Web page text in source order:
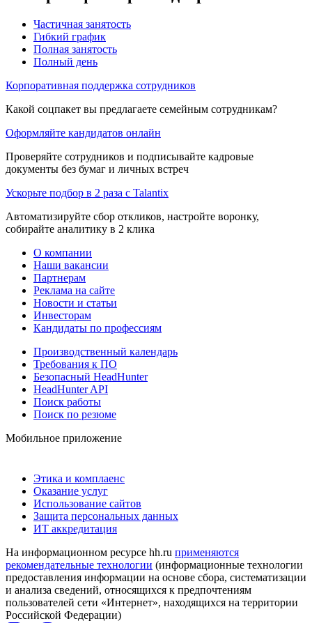
Частичная занятость
Гибкий график
Полная занятость
Полный день
Корпоративная поддержка сотрудников
Какой соцпакет вы предлагаете семейным сотрудникам?
Оформляйте кандидатов онлайн
Проверяйте сотрудников и подписывайте кадровые
документы без бумаг и личных встреч
Ускорьте подбор в 2 раза с Talantix
Автоматизируйте сбор откликов, настройте воронку,
собирайте аналитику в 2 клика
О компании
Наши вакансии
Партнерам
Реклама на сайте
Новости и статьи
Инвесторам
Кандидаты по профессиям
Производственный календарь
Требования к ПО
Безопасный HeadHunter
HeadHunter API
Поиск работы
Поиск по резюме
Мобильное приложение
Этика и комплаенс
Оказание услуг
Использование сайтов
Защита персональных данных
ИТ аккредитация
На информационном ресурсе hh.ru применяются
рекомендательные технологии (информационные технологии
предоставления информации на основе сбора, систематизации
и анализа сведений, относящихся к предпочтениям
пользователей сети «Интернет», находящихся на территории
Российской Федерации)